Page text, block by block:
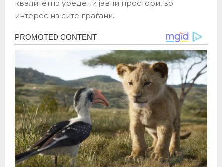
квалитетно уредени јавни простори, во
интерес на сите граѓани.